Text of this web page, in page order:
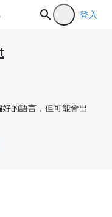
登入
的語言，但可能會出